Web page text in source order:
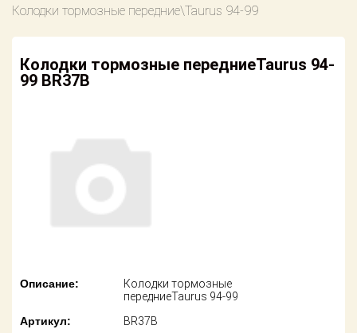
Оплата
Возврат
американских
Онлайн каталоги
Доставка
Оплата
Колодки тормозные передние\Taurus 94-99
Колодки тормозные передниеTaurus 94-
99 BR37B
Описание:
Колодки тормозные
передниеTaurus 94-99
Артикул:
BR37B